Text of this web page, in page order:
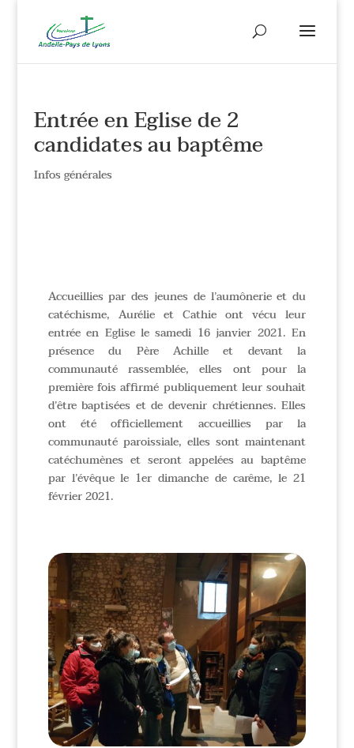
Entrée en Eglise de 2
candidates au baptême
Infos générales
Accueillies par des jeunes de l’aumônerie et du
catéchisme, Aurélie et Cathie ont vécu leur
entrée en Eglise le samedi 16 janvier 2021. En
présence du Père Achille et devant la
communauté rassemblée, elles ont pour la
première fois affirmé publiquement leur souhait
d’être baptisées et de devenir chrétiennes. Elles
ont été officiellement accueillies par la
communauté paroissiale, elles sont maintenant
catéchumènes et seront appelées au baptême
par l’évêque le 1er dimanche de carême, le 21
février 2021.